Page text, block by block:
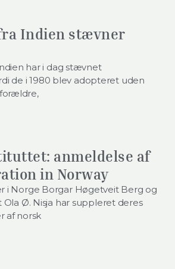
Indien stævner
har i dag stævnet
de i 1980 blev adopteret uden
anmeldelse af
in Norway
i Norge Borgar Høgetveit Berg og
Ø. Nisja har suppleret deres
af norsk